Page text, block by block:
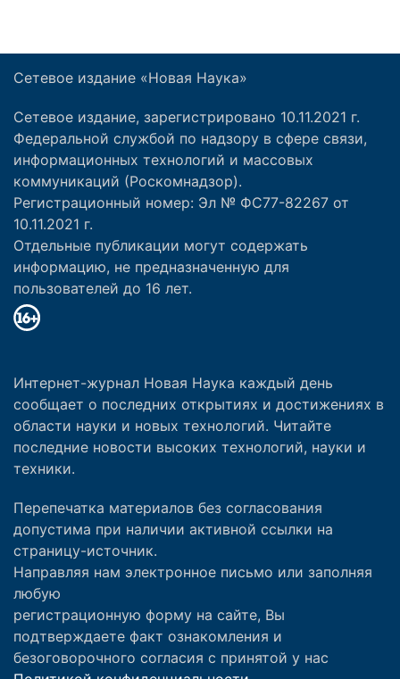
Сетевое издание «Новая Наука»
Сетевое издание, зарегистрировано 10.11.2021 г.
Федеральной службой по надзору в сфере связи,
информационных технологий и массовых
коммуникаций (Роскомнадзор).
Регистрационный номер: Эл № ФС77-82267 от
10.11.2021 г.
Отдельные публикации могут содержать
информацию, не предназначенную для
пользователей до 16 лет.
Интернет-журнал Новая Наука каждый день
сообщает о последних открытиях и достижениях в
области науки и новых технологий. Читайте
последние новости высоких технологий, науки и
техники.
Перепечатка материалов без согласования
допустима при наличии активной ссылки на
страницу-источник.
Направляя нам электронное письмо или заполняя
любую
регистрационную форму на сайте, Вы
подтверждаете факт ознакомления и
безоговорочного согласия с принятой у нас